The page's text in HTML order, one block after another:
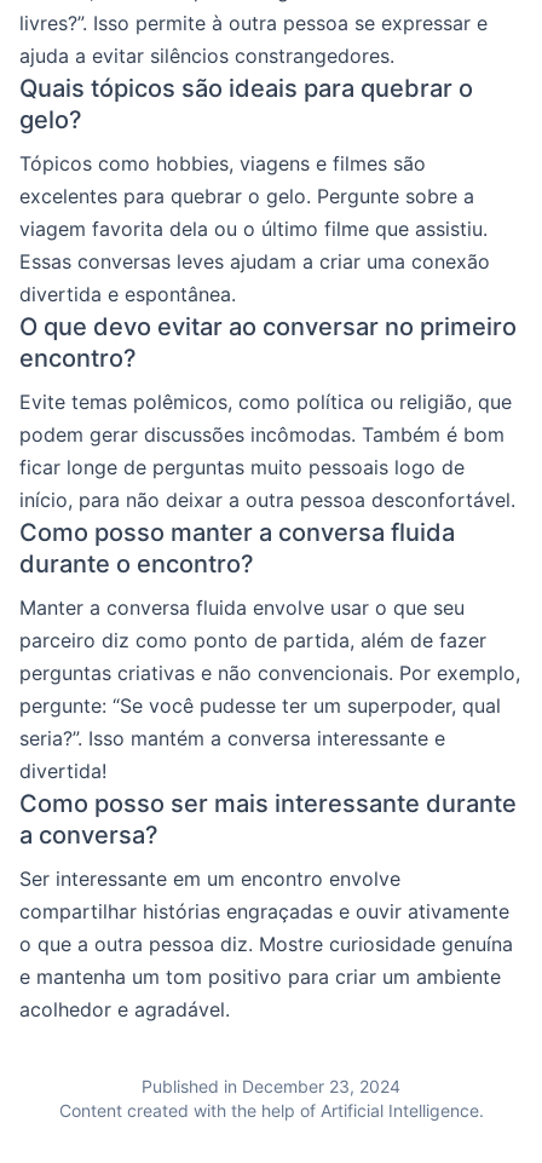
livres?”. Isso permite à outra pessoa se expressar e
ajuda a evitar silêncios constrangedores.
Quais tópicos são ideais para quebrar o
gelo?
Tópicos como hobbies, viagens e filmes são
excelentes para quebrar o gelo. Pergunte sobre a
viagem favorita dela ou o último filme que assistiu.
Essas conversas leves ajudam a criar uma conexão
divertida e espontânea.
O que devo evitar ao conversar no primeiro
encontro?
Evite temas polêmicos, como política ou religião, que
podem gerar discussões incômodas. Também é bom
ficar longe de perguntas muito pessoais logo de
início, para não deixar a outra pessoa desconfortável.
Como posso manter a conversa fluida
durante o encontro?
Manter a conversa fluida envolve usar o que seu
parceiro diz como ponto de partida, além de fazer
perguntas criativas e não convencionais. Por exemplo,
pergunte: “Se você pudesse ter um superpoder, qual
seria?”. Isso mantém a conversa interessante e
divertida!
Como posso ser mais interessante durante
a conversa?
Ser interessante em um encontro envolve
compartilhar histórias engraçadas e ouvir ativamente
o que a outra pessoa diz. Mostre curiosidade genuína
e mantenha um tom positivo para criar um ambiente
acolhedor e agradável.
Published in December 23, 2024
Content created with the help of Artificial Intelligence.